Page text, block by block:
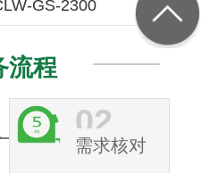
GS-2300
流程
02
需求核对